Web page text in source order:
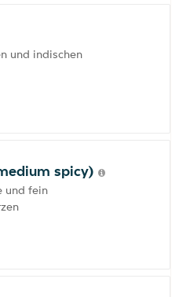
und indischen
spicy)
und fein